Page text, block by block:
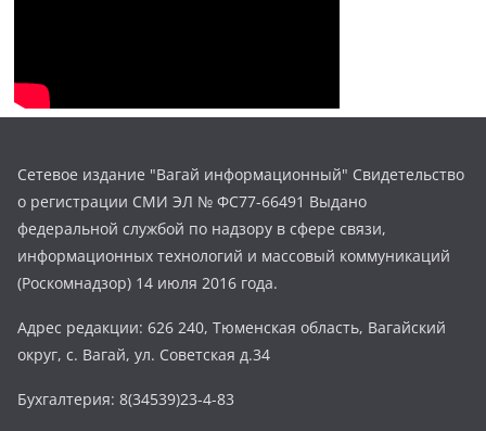
Сетевое издание "Вагай информационный" Свидетельство
о регистрации СМИ ЭЛ № ФС77-66491 Выдано
федеральной службой по надзору в сфере связи,
информационных технологий и массовый коммуникаций
(Роскомнадзор) 14 июля 2016 года.
Адрес редакции: 626 240, Тюменская область, Вагайский
округ, с. Вагай, ул. Советская д.34
Бухгалтерия: 8(34539)23-4-83